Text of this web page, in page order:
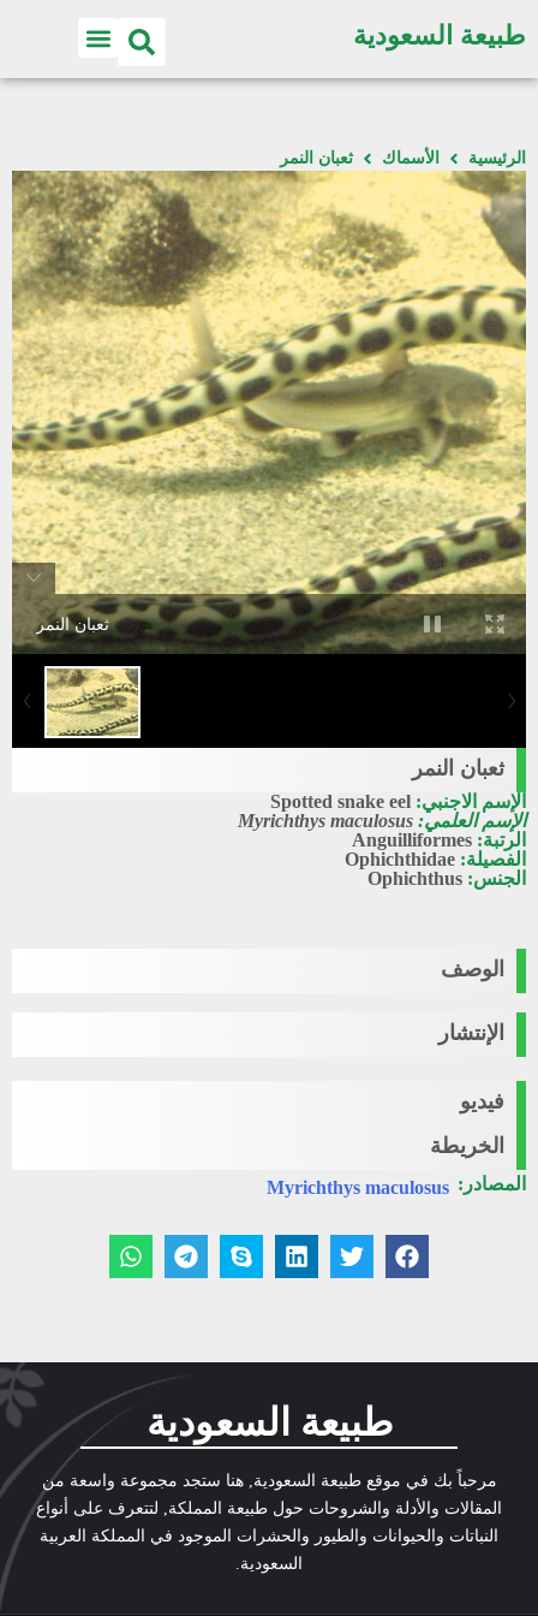
طبيعة السعودية
الرئيسية الأسماك ثعبان النمر
ثعبان النمر
ثعبان النمر
الإسم الاجنبي: Spotted snake eel
الإسم العلمي: Myrichthys maculosus
الرتبة: Anguilliformes
الفصيلة: Ophichthidae
الجنس: Ophichthus
الوصف
الإنتشار
فيديو
الخريطة
المصادر: Myrichthys maculosus
طبيعة السعودية
مرحباً بك في موقع طبيعة السعودية, هنا ستجد مجموعة واسعة من
المقالات والأدلة والشروحات حول طبيعة المملكة, لتتعرف على أنواع
النباتات والحيوانات والطيور والحشرات الموجود في المملكة العربية
السعودية.